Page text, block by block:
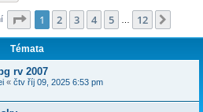
Stránka z 12
1 2 3 4 5 12
Témata
rv 2007
« čtv říj 09, 2025 6:53 pm